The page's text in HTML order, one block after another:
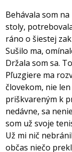
Behávala som
stoly,
ráno o šiestej
Sušilo ma,
Držala som sa.
Pľuzgiere ma
človekom, nie
priškvareným k
nedávne, sa
som už svoje
Už mi nič
občas niečo